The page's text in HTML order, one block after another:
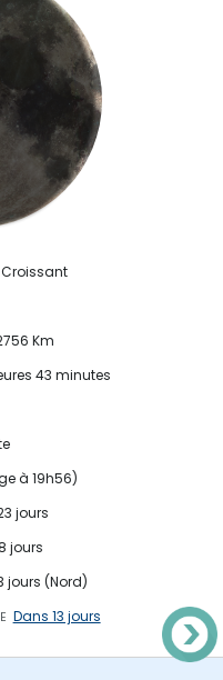
Croissant
Km
43 minutes
à 19h56)
jours
jours
jours (Nord)
Dans 13 jours